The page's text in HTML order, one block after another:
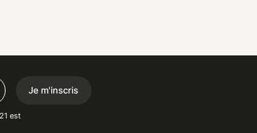
Je m'inscris
est